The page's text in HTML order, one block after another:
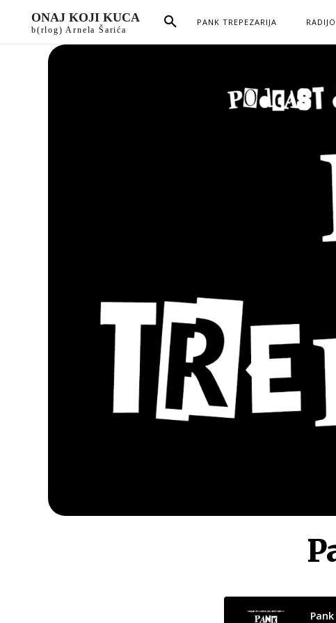
ONAJ KOJI KUCA
b(rlog) Arnela Šarića
PANK TREPEZARIJA